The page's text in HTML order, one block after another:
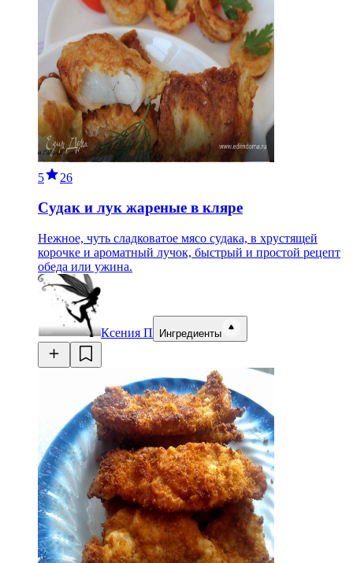
5 26
Судак и лук жареные в кляре
Нежное, чуть сладковатое мясо судака, в хрустящей
корочке и ароматный лучок, быстрый и простой рецепт
обеда или ужина.
Ксения П Ингредиенты